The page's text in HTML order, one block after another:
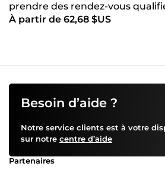
prendre des rendez-vous
À partir de 62,68 $US
Besoin d’aide ?
Notre service clients est à votre
sur notre centre d’aide
Partenaires